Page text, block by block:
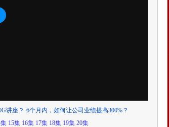
讲座？ ·6个月内，如何让公司业绩提高300%？
集 15集 16集 17集 18集 19集 20集